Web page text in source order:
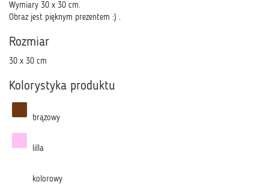
Wymiary 30 x 30 cm.
Obraz jest pięknym prezentem :) .
Rozmiar
30 x 30 cm
Kolorystyka produktu
brązowy
lilla
kolorowy